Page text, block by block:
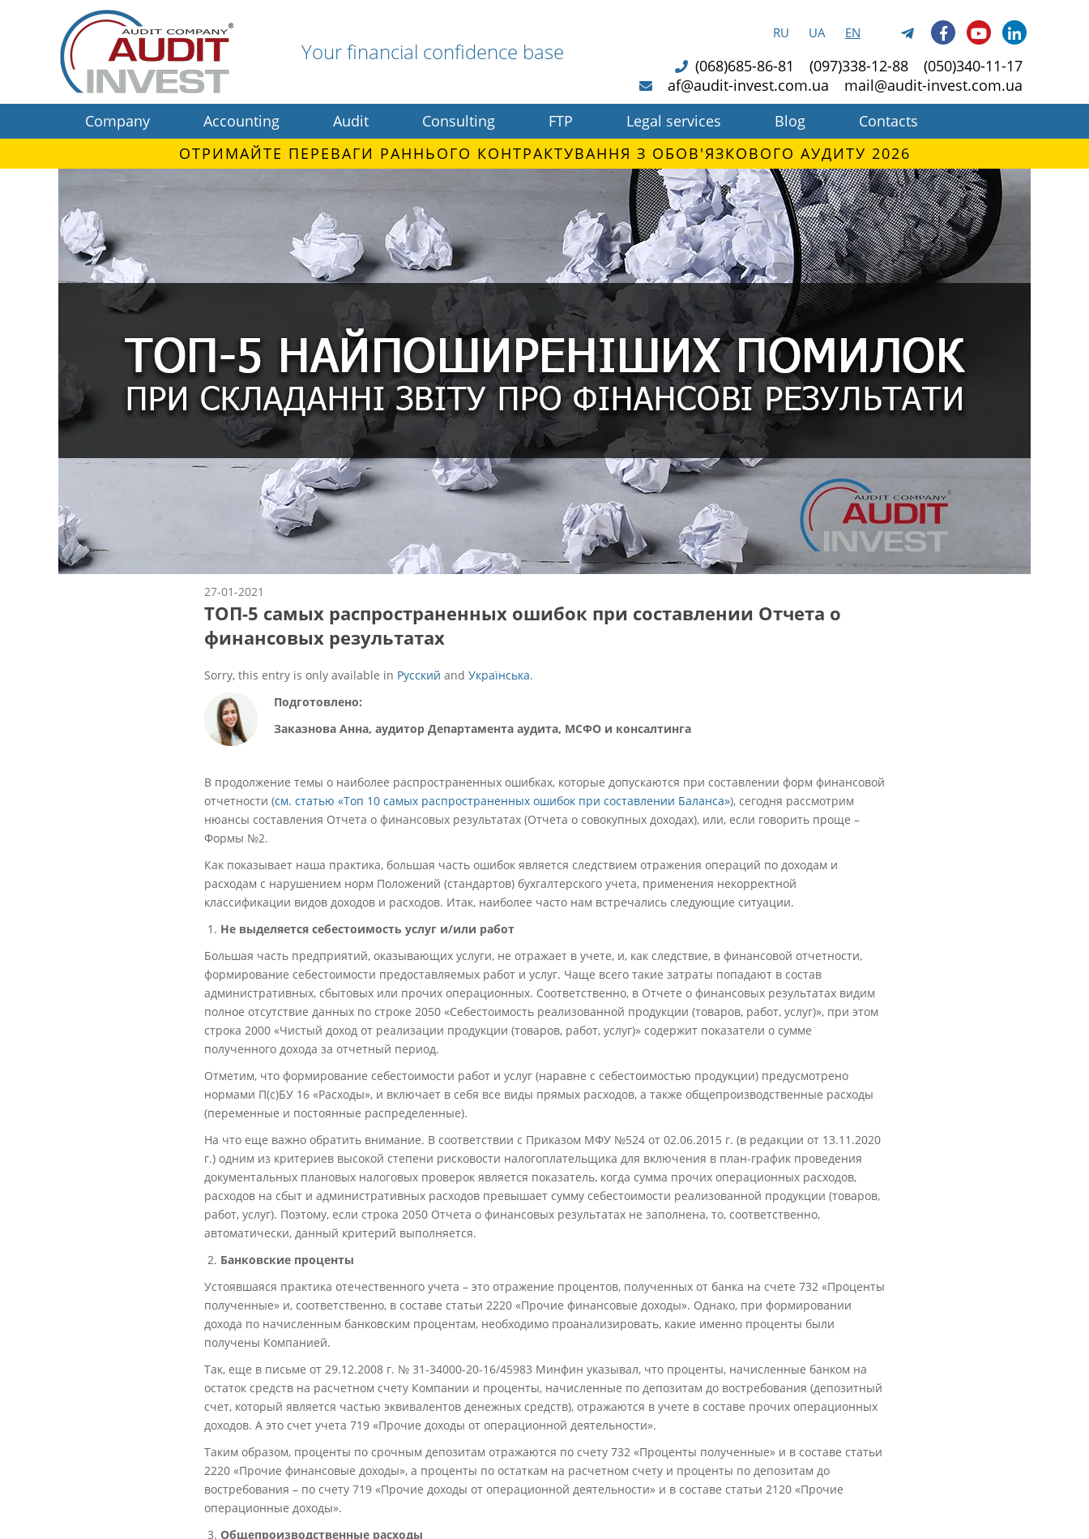
Your financial confidence base
RU UA EN
(068)685-86-81 (097)338-12-88
(050)340-11-17
af@audit-invest.com.ua
mail@audit-invest.com.ua
Company
Accounting Audit Consulting FTP Legal services Blog
Contacts
ОТРИМАЙТЕ ПЕРЕВАГИ РАННЬОГО КОНТРАКТУВАННЯ З ОБОВ'ЯЗКОВОГО АУДИТУ 2026
27-01-2021
ТОП-5 самых распространенных ошибок при составлении Отчета о
финансовых результатах
Sorry, this entry is only available in Русский and Українська.
Подготовлено:
Заказнова Анна, аудитор Департамента аудита, МСФО и консалтинга
В продолжение темы о наиболее распространенных ошибках, которые допускаются при составлении форм финансовой
отчетности (см. статью «Топ 10 самых распространенных ошибок при составлении Баланса»), сегодня рассмотрим
нюансы составления Отчета о финансовых результатах (Отчета о совокупных доходах), или, если говорить проще –
Формы №2.
Как показывает наша практика, большая часть ошибок является следствием отражения операций по доходам и
расходам с нарушением норм Положений (стандартов) бухгалтерского учета, применения некорректной
классификации видов доходов и расходов. Итак, наиболее часто нам встречались следующие ситуации.
Не выделяется себестоимость услуг и/или работ
Большая часть предприятий, оказывающих услуги, не отражает в учете, и, как следствие, в финансовой отчетности,
формирование себестоимости предоставляемых работ и услуг. Чаще всего такие затраты попадают в состав
административных, сбытовых или прочих операционных. Соответственно, в Отчете о финансовых результатах видим
полное отсутствие данных по строке 2050 «Себестоимость реализованной продукции (товаров, работ, услуг)», при этом
строка 2000 «Чистый доход от реализации продукции (товаров, работ, услуг)» содержит показатели о сумме
полученного дохода за отчетный период.
Отметим, что формирование себестоимости работ и услуг (наравне с себестоимостью продукции) предусмотрено
нормами П(с)БУ 16 «Расходы», и включает в себя все виды прямых расходов, а также общепроизводственные расходы
(переменные и постоянные распределенные).
На что еще важно обратить внимание. В соответствии с Приказом МФУ №524 от 02.06.2015 г. (в редакции от 13.11.2020
г.) одним из критериев высокой степени рисковости налогоплательщика для включения в план-график проведения
документальных плановых налоговых проверок является показатель, когда сумма прочих операционных расходов,
расходов на сбыт и административных расходов превышает сумму себестоимости реализованной продукции (товаров,
работ, услуг). Поэтому, если строка 2050 Отчета о финансовых результатах не заполнена, то, соответственно,
автоматически, данный критерий выполняется.
Банковские проценты
Устоявшаяся практика отечественного учета – это отражение процентов, полученных от банка на счете 732 «Проценты
полученные» и, соответственно, в составе статьи 2220 «Прочие финансовые доходы». Однако, при формировании
дохода по начисленным банковским процентам, необходимо проанализировать, какие именно проценты были
получены Компанией.
Так, еще в письме от 29.12.2008 г. № 31-34000-20-16/45983 Минфин указывал, что проценты, начисленные банком на
остаток средств на расчетном счету Компании и проценты, начисленные по депозитам до востребования (депозитный
счет, который является частью эквивалентов денежных средств), отражаются в учете в составе прочих операционных
доходов. А это счет учета 719 «Прочие доходы от операционной деятельности».
Таким образом, проценты по срочным депозитам отражаются по счету 732 «Проценты полученные» и в составе статьи
2220 «Прочие финансовые доходы», а проценты по остаткам на расчетном счету и проценты по депозитам до
востребования – по счету 719 «Прочие доходы от операционной деятельности» и в составе статьи 2120 «Прочие
операционные доходы».
Общепроизводственные расходы